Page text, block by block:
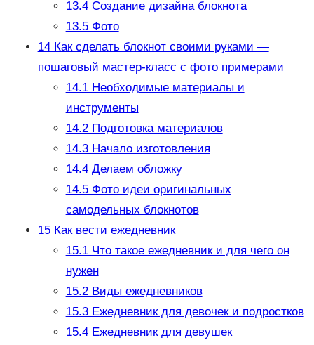
13.4Создание дизайна блокнота
13.5Фото
14Как сделать блокнот своими руками —
пошаговый мастер-класс с фото примерами
14.1Необходимые материалы и
инструменты
14.2Подготовка материалов
14.3Начало изготовления
14.4Делаем обложку
14.5Фото идеи оригинальных
самодельных блокнотов
15Как вести ежедневник
15.1Что такое ежедневник и для чего он
нужен
15.2Виды ежедневников
15.3Ежедневник для девочек и подростков
15.4Ежедневник для девушек